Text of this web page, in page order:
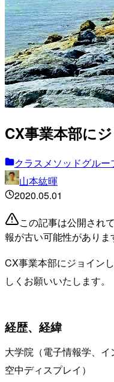
CX事業本部に
クラスメソッドグル
山本紘暉
2020.05.01
この記事は公開され
報が古い可能性がありま
CX事業本部にジョイン
しくお願いいたします。
経歴、経緯
大学院（電子情報学、イ
空中ディスプレイ）